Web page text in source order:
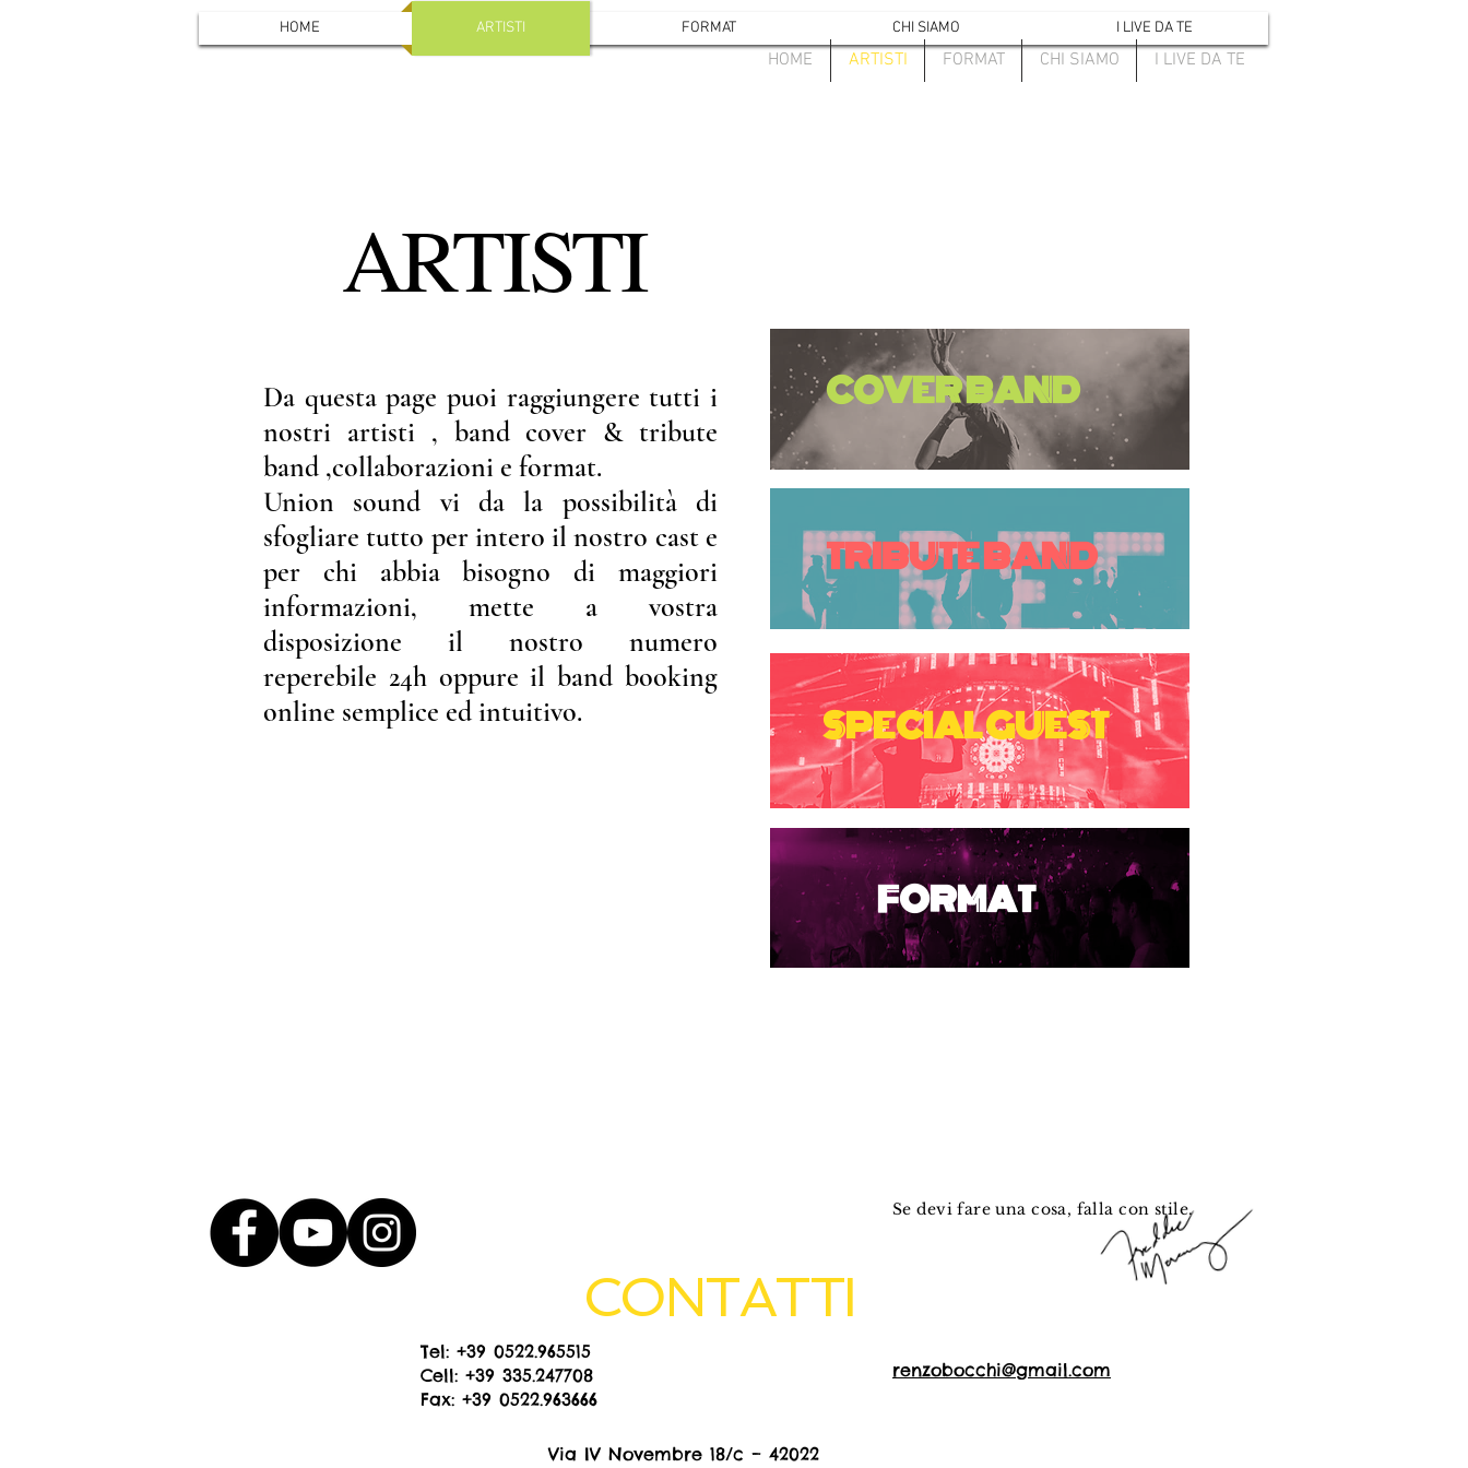
HOME ARTISTI FORMAT CHI SIAMO I LIVE DA TE
ARTISTI
Da questa page puoi raggiungere tutti i
nostri artisti , band cover & tribute
band ,collaborazioni e format.
Union sound vi da la possibilità di
sfogliare tutto per intero il nostro cast e
per chi abbia bisogno di maggiori
informazioni, mette a vostra
disposizione il nostro numero
reperebile 24h oppure il band booking
online semplice ed intuitivo.
COVER BAND
TRIBUTE BAND
SPECIAL GUEST
FORMAT
HOME ARTISTI FORMAT CHI SIAMO I LIVE DA TE
CONTATTI
Se devi fare una cosa, falla con stile.
Tel: +39 0522.965515
Cell: +39 335.247708
Fax: +39 0522.963666
renzobocchi@gmail.com
Via IV Novembre 18/c – 42022